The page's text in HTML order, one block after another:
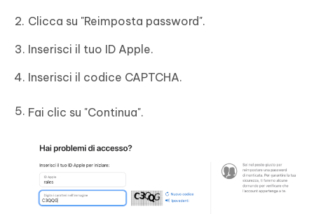
Clicca su "Reimposta password".
Inserisci il tuo ID Apple.
Inserisci il codice CAPTCHA.
Fai clic su "Continua".